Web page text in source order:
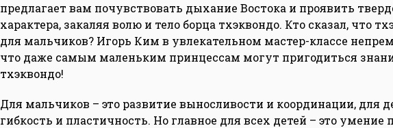
предлагает вам почувствовать дыхание Востока и проявить
характера, закаляя волю и тело борца тхэквондо. Кто сказал, что
для мальчиков? Игорь Ким в увлекательном мастер-классе
что даже самым маленьким принцессам могут пригодиться
тхэквондо!
Для мальчиков – это развитие выносливости и координации, для
гибкость и пластичность. Но главное для всех детей – это умение